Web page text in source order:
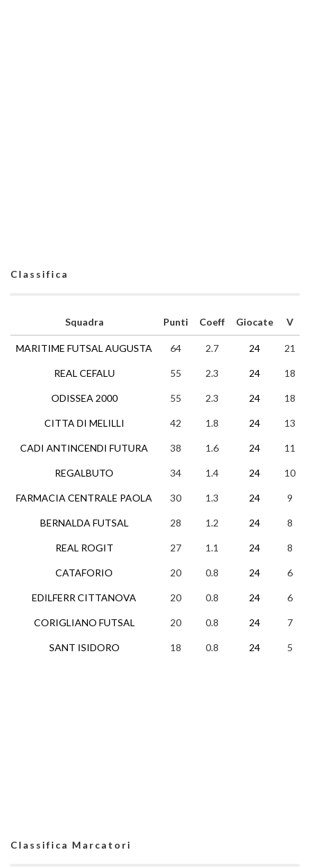
Classifica
Squadra
MARITIME FUTSAL AUGUSTA
REAL CEFALU
ODISSEA 2000
CITTA DI MELILLI
CADI ANTINCENDI FUTURA
REGALBUTO
FARMACIA CENTRALE PAOLA
BERNALDA FUTSAL
REAL ROGIT
CATAFORIO
EDILFERR CITTANOVA
CORIGLIANO FUTSAL
SANT ISIDORO
Punti Coeff Giocate V
64 2.7 24 21
55 2.3 24 18
55 2.3 24 18
42 1.8 24 13
38 1.6 24 11
34 1.4 24 10
30 1.3 24 9
28 1.2 24 8
27 1.1 24 8
20 0.8 24 6
20 0.8 24 6
20 0.8 24 7
18 0.8 24 5
Classifica Marcatori